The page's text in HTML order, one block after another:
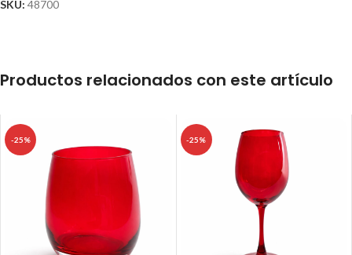
SKU: 48700
Productos relacionados con este artículo
-25% -25%